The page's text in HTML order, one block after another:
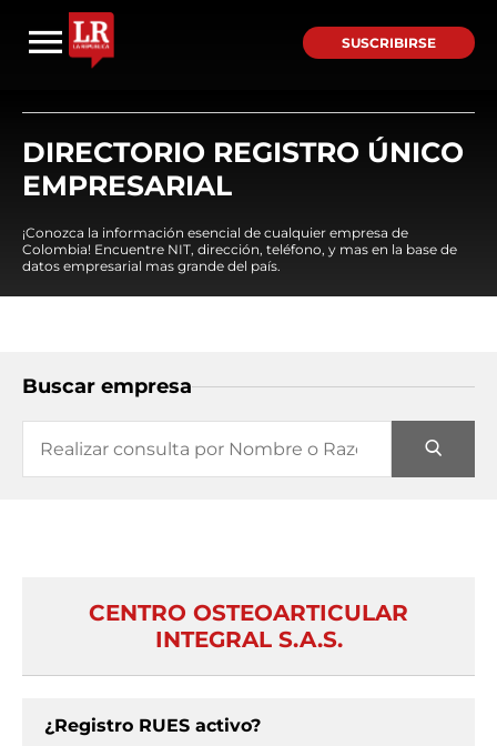
SUSCRIBIRSE
DIRECTORIO REGISTRO ÚNICO
EMPRESARIAL
¡Conozca la información esencial de cualquier empresa de
Colombia! Encuentre NIT, dirección, teléfono, y mas en la base de
datos empresarial mas grande del país.
Buscar empresa
CENTRO OSTEOARTICULAR
INTEGRAL S.A.S.
¿Registro RUES activo?